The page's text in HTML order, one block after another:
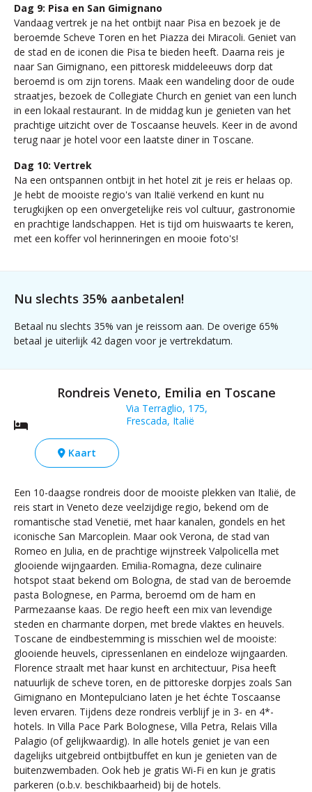
Dag 9: Pisa en San Gimignano
Vandaag vertrek je na het ontbijt naar Pisa en bezoek je de
beroemde Scheve Toren en het Piazza dei Miracoli. Geniet van
de stad en de iconen die Pisa te bieden heeft. Daarna reis je
naar San Gimignano, een pittoresk middeleeuws dorp dat
beroemd is om zijn torens. Maak een wandeling door de oude
straatjes, bezoek de Collegiate Church en geniet van een lunch
in een lokaal restaurant. In de middag kun je genieten van het
prachtige uitzicht over de Toscaanse heuvels. Keer in de avond
terug naar je hotel voor een laatste diner in Toscane.
Dag 10: Vertrek
Na een ontspannen ontbijt in het hotel zit je reis er helaas op.
Je hebt de mooiste regio's van Italië verkend en kunt nu
terugkijken op een onvergetelijke reis vol cultuur, gastronomie
en prachtige landschappen. Het is tijd om huiswaarts te keren,
met een koffer vol herinneringen en mooie foto's!
Nu slechts 35% aanbetalen!
Betaal nu slechts 35% van je reissom aan. De overige 65%
betaal je uiterlijk 42 dagen voor je vertrekdatum.
Rondreis Veneto, Emilia en Toscane
Via Terraglio, 175,
Frescada, Italië
Kaart
Een 10-daagse rondreis door de mooiste plekken van Italië, de
reis start in Veneto deze veelzijdige regio, bekend om de
romantische stad Venetië, met haar kanalen, gondels en het
iconische San Marcoplein. Maar ook Verona, de stad van
Romeo en Julia, en de prachtige wijnstreek Valpolicella met
glooiende wijngaarden. Emilia-Romagna, deze culinaire
hotspot staat bekend om Bologna, de stad van de beroemde
pasta Bolognese, en Parma, beroemd om de ham en
Parmezaanse kaas. De regio heeft een mix van levendige
steden en charmante dorpen, met brede vlaktes en heuvels.
Toscane de eindbestemming is misschien wel de mooiste:
glooiende heuvels, cipressenlanen en eindeloze wijngaarden.
Florence straalt met haar kunst en architectuur, Pisa heeft
natuurlijk de scheve toren, en de pittoreske dorpjes zoals San
Gimignano en Montepulciano laten je het échte Toscaanse
leven ervaren. Tijdens deze rondreis verblijf je in 3- en 4*-
hotels. In Villa Pace Park Bolognese, Villa Petra, Relais Villa
Palagio (of gelijkwaardig). In alle hotels geniet je van een
dagelijks uitgebreid ontbijtbuffet en kun je genieten van de
buitenzwembaden. Ook heb je gratis Wi-Fi en kun je gratis
parkeren (o.b.v. beschikbaarheid) bij de hotels.